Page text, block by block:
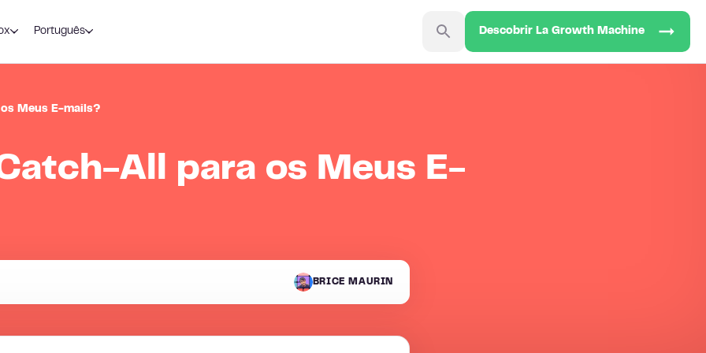
Português Descobrir La Growth Machine
Meus E-mails?
All para os Meus E-
BRICE MAURIN